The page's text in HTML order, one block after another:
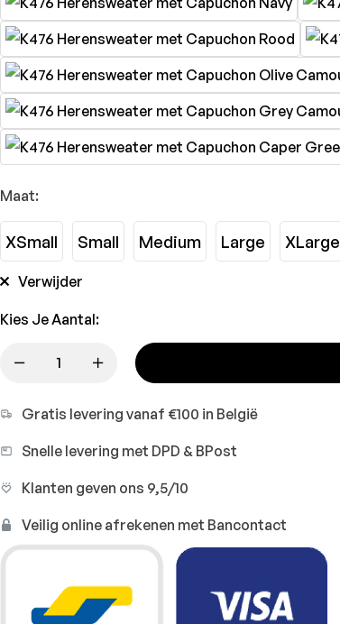
Maat:
XSmall Small Medium Large XLarge
Verwijder
Kies Je Aantal:
Gratis levering vanaf €100 in België
Snelle levering met DPD & BPost
Klanten geven ons 9,5/10
Veilig online afrekenen met Bancontact